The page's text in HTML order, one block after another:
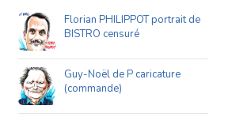
Florian PHILIPPOT portrait de
BISTRO censuré
Guy-Noël de P caricature
(commande)